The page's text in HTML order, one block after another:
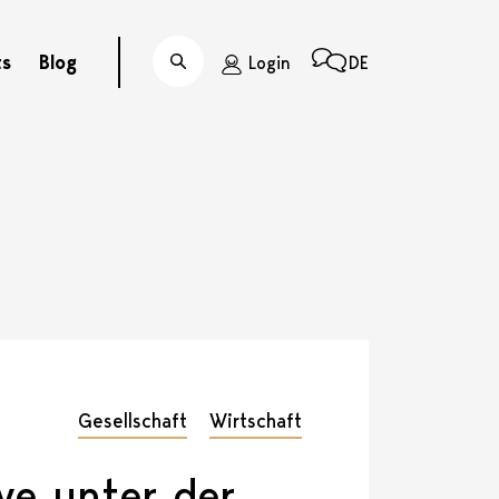
Blog Suche Login DE
Gesellschaft Wirtschaft